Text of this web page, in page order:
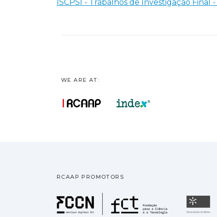
ISCPSI - Trabalhos de Investigação Final
WE ARE AT:
RCAAP PROMOTORS
Fundação